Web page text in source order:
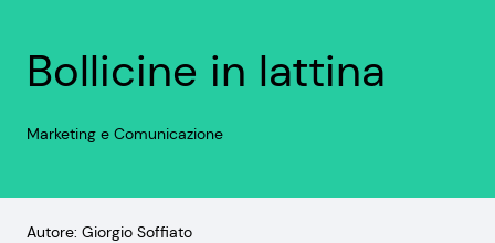
Bollicine in lattina
Marketing e Comunicazione
Autore: Giorgio Soffiato